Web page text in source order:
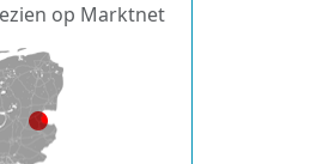
op Marktnet